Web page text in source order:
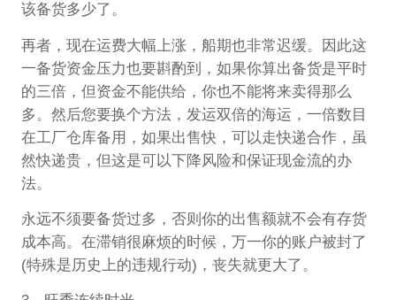
该备货多少了。
再者，现在运费大幅上涨，船期也非常迟缓。因此这
一备货资金压力也要斟酌到，如果你算出备货是平时
的三倍，但资金不能供给，你也不能将来卖得那么
多。然后您要换个方法，发运双倍的海运，一倍数目
在工厂仓库备用，如果出售快，可以走快递合作，虽
然快递贵，但这是可以下降风险和保证现金流的办
法。
永远不须要备货过多，否则你的出售额就不会有存货
成本高。在滞销很麻烦的时候，万一你的账户被封了
(特殊是历史上的违规行动)，丧失就更大了。